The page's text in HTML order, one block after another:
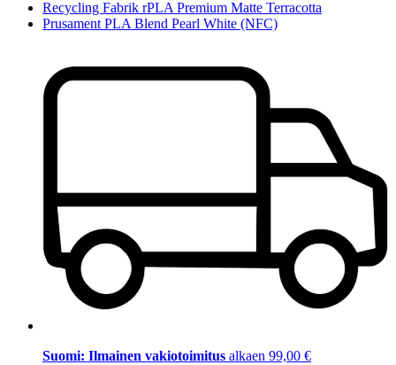
Recycling Fabrik rPLA Premium Matte Terracotta
Prusament PLA Blend Pearl White (NFC)
Suomi: Ilmainen vakiotoimitus alkaen 99,00 €